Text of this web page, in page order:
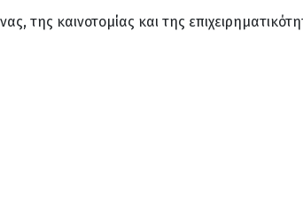
της καινοτομίας και της